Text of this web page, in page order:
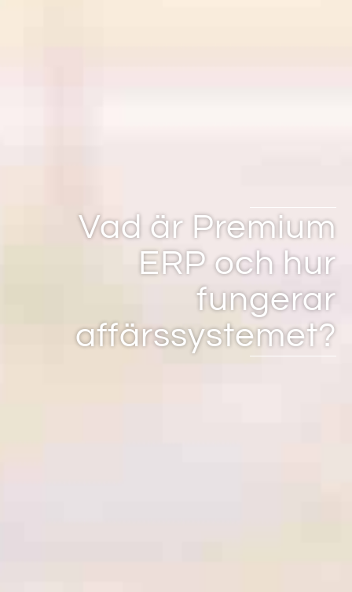
Vad är Premium
ERP och hur
fungerar
affärssystemet?